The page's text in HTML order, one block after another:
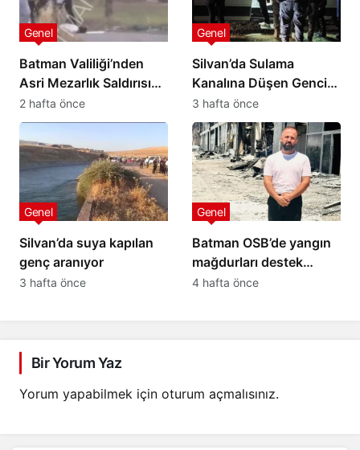
Batman Valiliği’nden
Asri Mezarlık Saldırısına
İlişkin Açıklama
Genel
2 hafta önce
Silvan’da Sulama
Kanalına Düşen Gencin
Cansız Bedenine 4,5
Saat Sonra Ulaşıldı
Genel
3 hafta önce
Silvan’da suya kapılan
genç aranıyor
Genel
3 hafta önce
Batman OSB’de yangın
mağdurları destek
bekliyor: 20 yıllık
Genel
4 hafta önce
Bir Yorum Yaz
Yorum yapabilmek için oturum açmalısınız.